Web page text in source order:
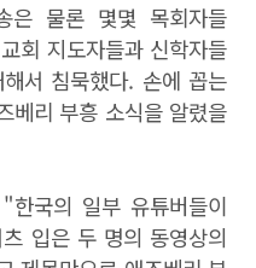
은 물론 몇몇 목회자들
회 지도자들과 신학자들
서 침묵했다. 손에 꼽는
베리 부흥 소식을 알렸을
국의 일부 유튜버들이
입은 두 명의 동영상의